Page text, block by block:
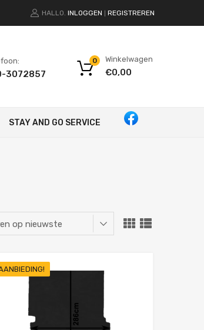
HALLO. INLOGGEN REGISTREREN
3072857
Winkelwagen
€0,00
0
STAY AND GO SERVICE
aan Favorieten